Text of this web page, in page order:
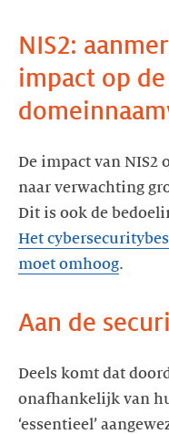
NIS2:
impact op de
De impact van NIS2
naar verwachting
Dit is ook de
Het
moet omhoog.
Aan de
Deels komt dat
onafhankelijk van
‘essentieel’